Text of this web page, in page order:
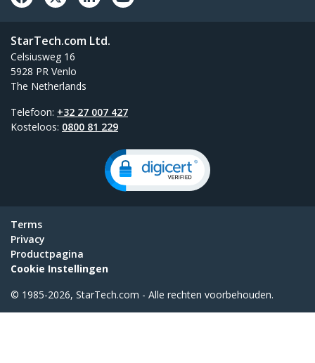
StarTech.com Ltd.
Celsiusweg 16
5928 PR Venlo
The Netherlands
Telefoon: +32 27 007 427
Kosteloos: 0800 81 229
Terms
Privacy
Productpagina
Cookie Instellingen
© 1985-2026, StarTech.com - Alle rechten voorbehouden.